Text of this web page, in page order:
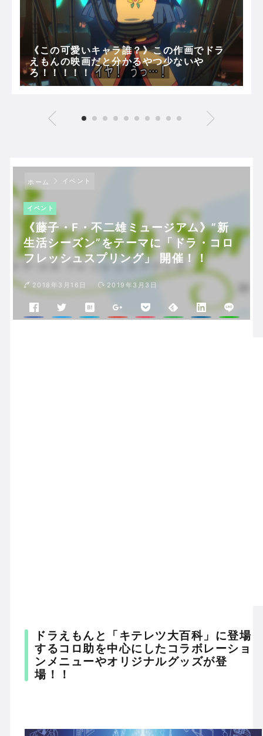
《この可愛いキャラ誰？》この作画でドラ
えもんの映画だと分かるやつ少ないや
ろ！！！！！
ホーム イベント
イベント
《藤子・F・不二雄ミュージアム》”新
生活シーズン”をテーマに「ドラ・コロ
フレッシュスプリング」 開催！！
2018年3月16日 2019年3月3日
ドラえもんと「キテレツ大百科」に登場
するコロ助を中心にしたコラボレーショ
ンメニューやオリジナルグッズが登
場！！